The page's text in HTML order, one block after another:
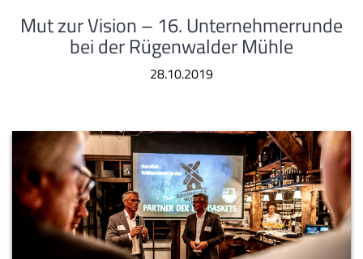
Mut zur Vision – 16. Unternehmerrunde
bei der Rügenwalder Mühle
28.10.2019